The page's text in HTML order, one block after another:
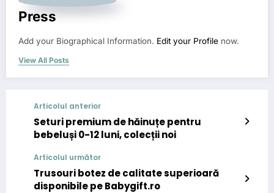
Press
Add your Biographical Information. Edit your Profile now.
View All Posts
Articolul anterior
Seturi premium de hăinuțe pentru
bebeluși 0-12 luni, colecții noi
Articolul următor
Trusouri botez de calitate superioară
disponibile pe Babygift.ro